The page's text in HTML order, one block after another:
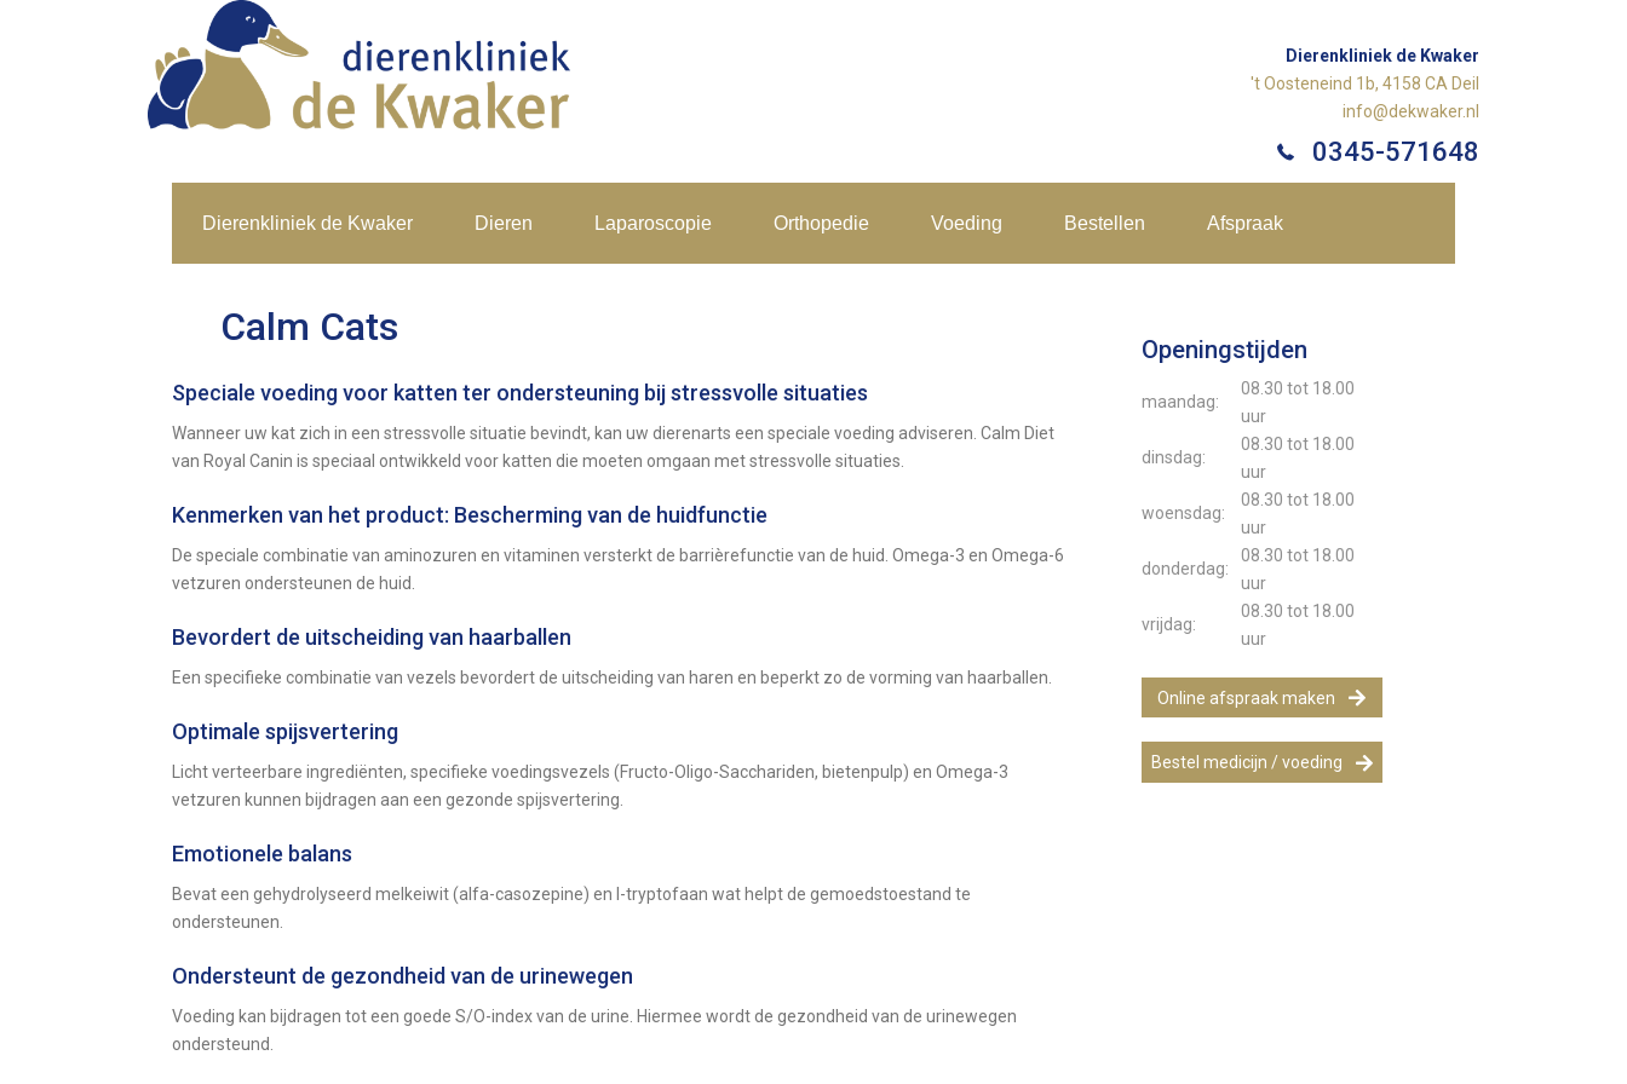
Dierenkliniek de Kwaker
't Oosteneind 1b, 4158 CA Deil
info@dekwaker.nl
0345-571648
Dierenkliniek de Kwaker Dieren Laparoscopie Orthopedie Voeding Bestellen Afspraak
Calm Cats
Speciale voeding voor katten ter ondersteuning bij stressvolle situaties
Wanneer uw kat zich in een stressvolle situatie bevindt, kan uw dierenarts een speciale voeding adviseren. Calm Diet
van Royal Canin is speciaal ontwikkeld voor katten die moeten omgaan met stressvolle situaties.
Kenmerken van het product: Bescherming van de huidfunctie
De speciale combinatie van aminozuren en vitaminen versterkt de barrièrefunctie van de huid. Omega-3 en Omega-6
vetzuren ondersteunen de huid.
Bevordert de uitscheiding van haarballen
Een specifieke combinatie van vezels bevordert de uitscheiding van haren en beperkt zo de vorming van haarballen.
Optimale spijsvertering
Licht verteerbare ingrediënten, specifieke voedingsvezels (Fructo-Oligo-Sacchariden, bietenpulp) en Omega-3
vetzuren kunnen bijdragen aan een gezonde spijsvertering.
Emotionele balans
Bevat een gehydrolyseerd melkeiwit (alfa-casozepine) en l-tryptofaan wat helpt de gemoedstoestand te
ondersteunen.
Ondersteunt de gezondheid van de urinewegen
Voeding kan bijdragen tot een goede S/O-index van de urine. Hiermee wordt de gezondheid van de urinewegen
ondersteund.
Openingstijden
maandag:
08.30 tot 18.00
uur
dinsdag:
08.30 tot 18.00
uur
woensdag:
08.30 tot 18.00
uur
donderdag:
08.30 tot 18.00
uur
vrijdag:
08.30 tot 18.00
uur
Online afspraak maken
Bestel medicijn / voeding